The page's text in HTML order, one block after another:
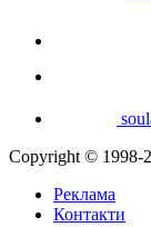
Copyright © 1998-
Реклама
Контакти